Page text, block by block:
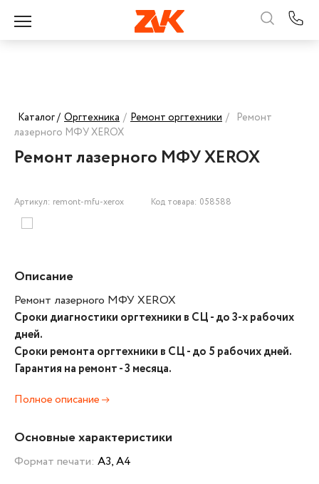
Каталог / Оргтехника / Ремонт оргтехники / Ремонт
лазерного МФУ XEROX
Ремонт лазерного МФУ XEROX
Артикул: remont-mfu-xerox Код товара: 058588
Описание
Ремонт лазерного МФУ XEROX
Сроки диагностики оргтехники в СЦ - до 3-х рабочих
дней.
Сроки ремонта оргтехники в СЦ - до 5 рабочих дней.
Гарантия на ремонт - 3 месяца.
Полное описание
Основные характеристики
Формат печати: A3, A4